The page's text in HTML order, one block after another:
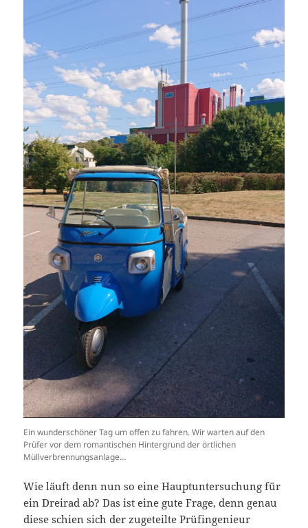
Ein wunderschöner Tag um offen zu fahren. Wir warten auf den
Prüfer vor dem romantischen Hintergrund der örtlichen
Müllverbrennungsanlage…
Wie läuft denn nun so eine Hauptuntersuchung für
ein Dreirad ab? Das ist eine gute Frage, denn genau
diese schien sich der zugeteilte Prüfingenieur